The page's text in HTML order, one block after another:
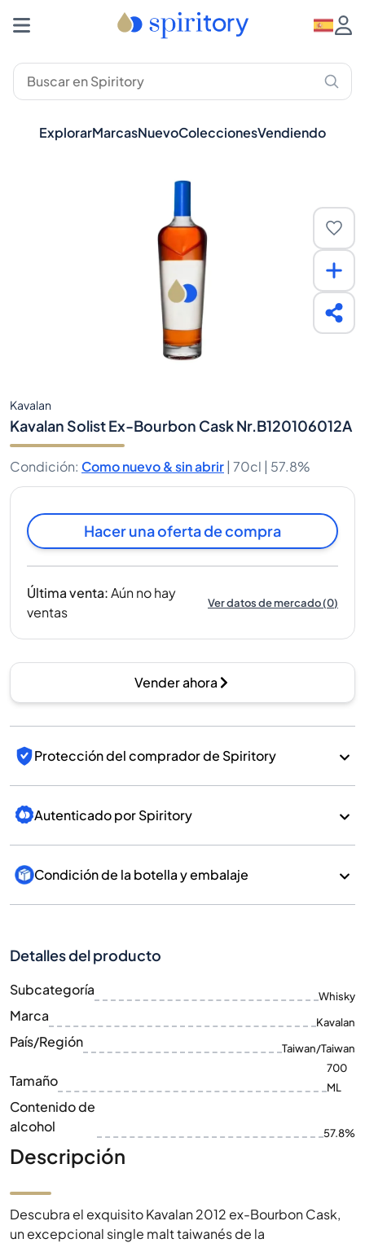
ExplorarMarcasNuevoColeccionesVendiendo
Kavalan
Kavalan Solist Ex-Bourbon Cask Nr.B120106012A
Condición: Como nuevo & sin abrir | 70cl | 57.8%
Hacer una oferta de compra
Última venta:Aún no hay
ventas
Ver datos de mercado(0)
Vender ahora
Protección del comprador de Spiritory
Autenticado por Spiritory
Condición de la botella y embalaje
Detalles del producto
Subcategoría Whisky
Marca Kavalan
País/Región Taiwan/Taiwan
Tamaño
700
ML
Contenido de
alcohol
57.8%
Descripción
Descubra el exquisito Kavalan 2012 ex-Bourbon Cask,
un excepcional single malt taiwanés de la